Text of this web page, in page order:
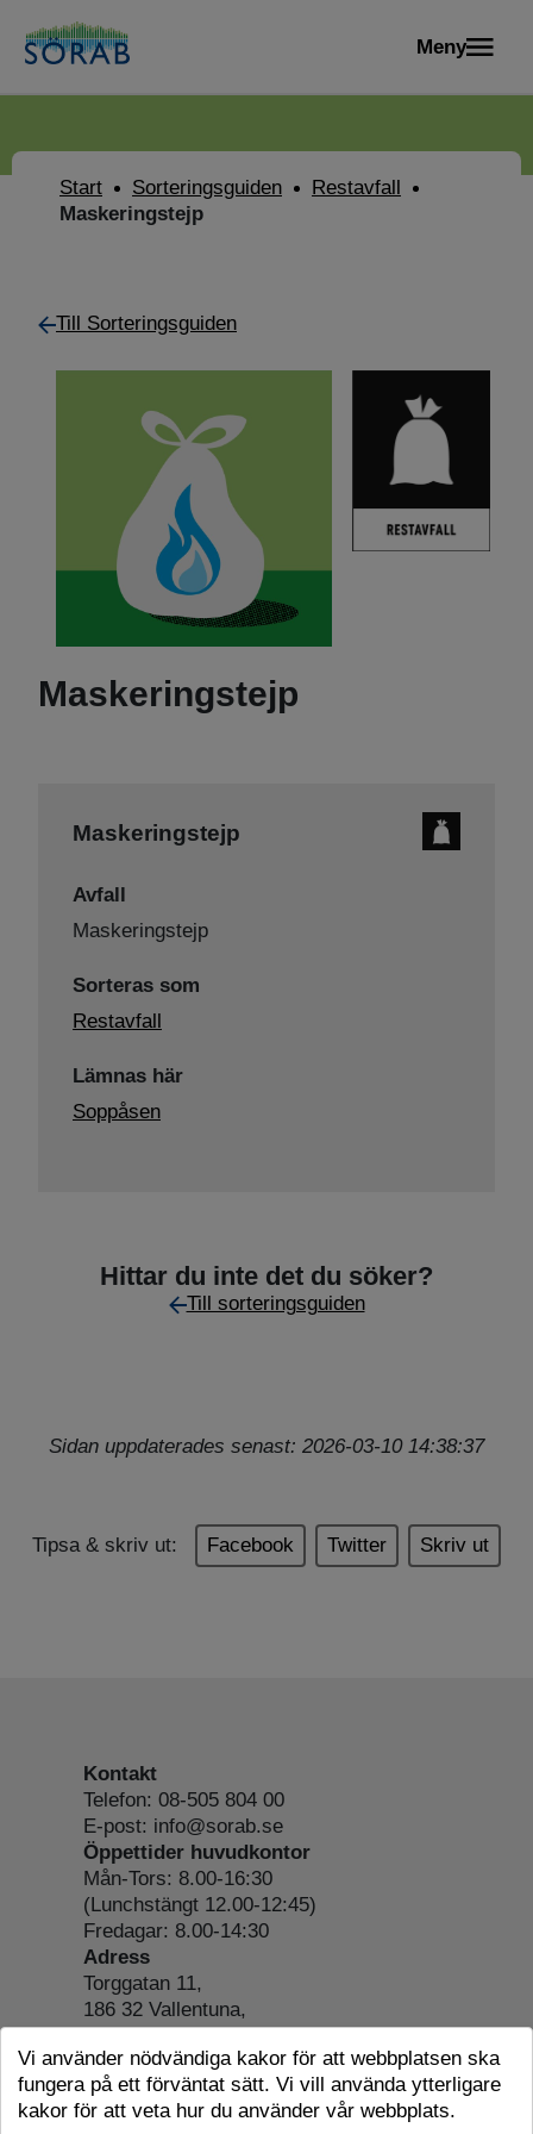
Meny
Start Sorteringsguiden
Restavfall
Maskeringstejp
Till Sorteringsguiden
Maskeringstejp
Maskeringstejp
Avfall
Maskeringstejp
Sorteras som
Restavfall
Lämnas här
Soppåsen
Hittar du inte det du söker?
Till sorteringsguiden
Sidan uppdaterades senast: 2026-03-10 14:38:37
Tipsa & skriv ut: Facebook Twitter Skriv ut
Kontakt
Telefon: 08-505 804 00
E-post: info@sorab.se
Öppettider huvudkontor
Mån-Tors: 8.00-16:30
(Lunchstängt 12.00-12:45)
Fredagar: 8.00-14:30
Adress
Torggatan 11,
186 32 Vallentuna,
Org.nr: 556197-4022
Om webbplatsen
Tillgänglighetsredogörelse
Cookie-information
Vi använder nödvändiga kakor för att webbplatsen ska
fungera på ett förväntat sätt. Vi vill använda ytterligare
kakor för att veta hur du använder vår webbplats.